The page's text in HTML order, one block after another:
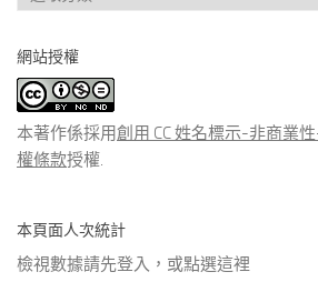
看
類
文
章
網站授權
本著作係採用創用 CC 姓名標示-非商業
權條款授權.
本頁面人次統計
檢視數據請先登入，或點選這裡